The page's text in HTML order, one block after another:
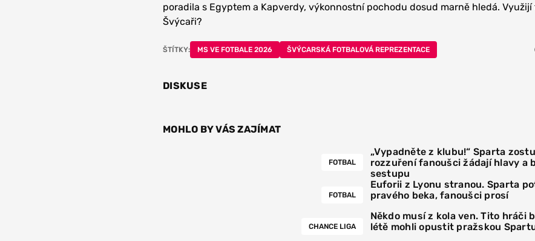
poradila s Egyptem a Kapverdy, výkonnostní pochodu dosud marně hledá. Využijí
Švýcaři?
ŠTÍTKY: MS VE FOTBALE 2026 ŠVÝCARSKÁ FOTBALOVÁ REPREZENTACE
DISKUSE
MOHLO BY VÁS ZAJÍMAT
FOTBAL
„Vypadněte z klubu!“ Sparta
rozzuření fanoušci žádají hlavy a
sestupu
FOTBAL
Euforii z Lyonu stranou. Sparta
pravého beka, fanoušci prosí
CHANCE LIGA
Někdo musí z kola ven. Tito hráči
létě mohli opustit pražskou